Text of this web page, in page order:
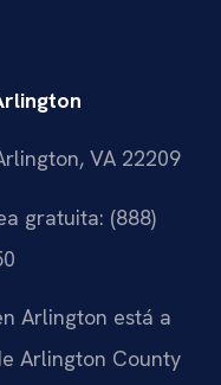
VA 22209
gratuita: (888)
Arlington está a
Arlington County